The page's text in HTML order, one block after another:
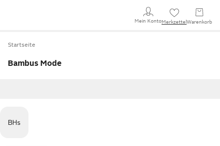
Mein KontoMerkzettel Warenkorb
Startseite
Bambus Mode
BHs